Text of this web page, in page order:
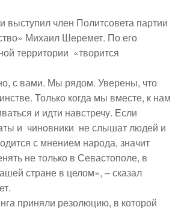
выступил член Политсовета партии
Михаил Шеремет. По его
территории «творится
с вами. Мы рядом. Уверены, что
Только когда мы вместе, к нам
и идти навстречу. Если
и чиновники не слышат людей и
с мнением народа, значит
не только в Севастополе, в
стране в целом», – сказал
приняли резолюцию, в которой